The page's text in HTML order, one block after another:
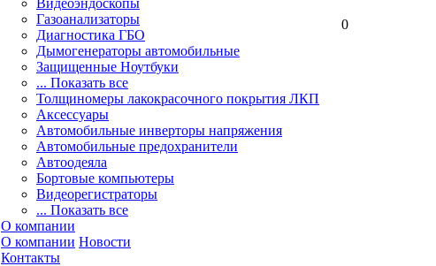
Видеоэндоскопы
Газоанализаторы
Диагностика ГБО
Дымогенераторы автомобильные
Защищенные Ноутбуки
... Показать все
Толщиномеры лакокрасочного покрытия ЛКП
Аксессуары
Автомобильные инверторы напряжения
Автомобильные предохранители
Автоодеяла
Бортовые компьютеры
Видеорегистраторы
... Показать все
О компании
О компании Новости
Контакты
0